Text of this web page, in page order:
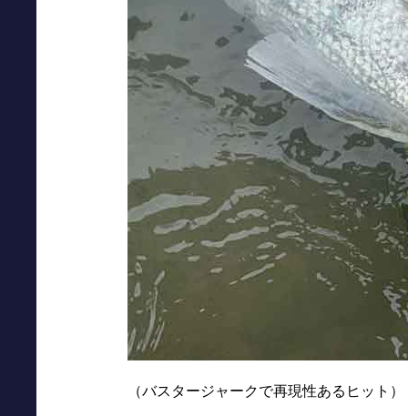
（バスタージャークで再現性あるヒット）